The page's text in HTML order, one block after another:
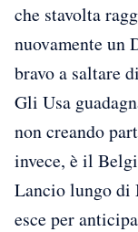
che stavolta
nuovamente un
bravo a saltare
Gli Usa
non creando
invece, è il
Lancio lungo di
esce per